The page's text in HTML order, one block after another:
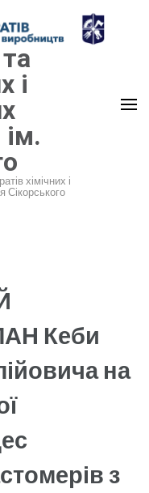
і
хімічних і
Сікорського
Кеби
на
з